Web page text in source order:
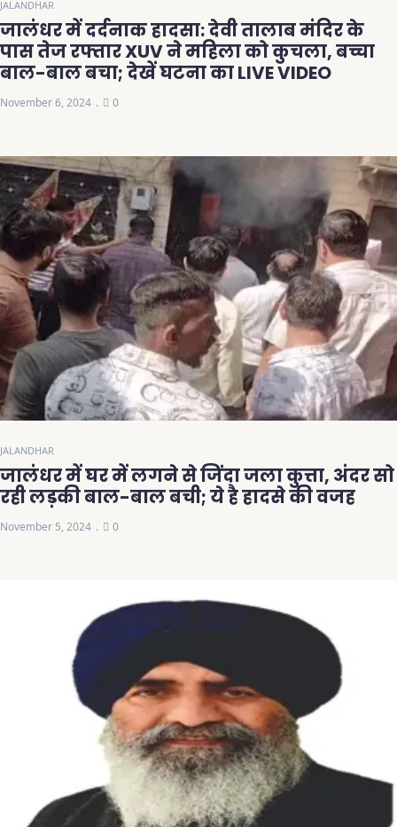
JALANDHAR
जालंधर में दर्दनाक हादसा: देवी तालाब मंदिर के
पास तेज रफ्तार XUV ने महिला को कुचला, बच्चा
बाल-बाल बचा; देखें घटना का LIVE VIDEO
November 6, 2024 0
JALANDHAR
जालंधर में घर में लगने से जिंदा जला कुत्ता, अंदर सो
रही लड़की बाल-बाल बची; ये है हादसे की वजह
November 5, 2024 0